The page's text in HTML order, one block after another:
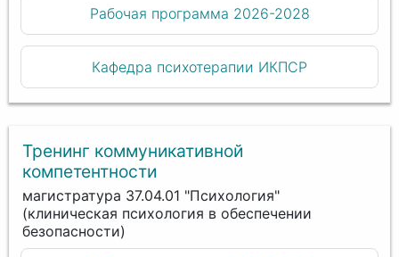
Рабочая программа 2026-2028
Кафедра психотерапии ИКПСР
Тренинг коммуникативной
компетентности
магистратура 37.04.01 "Психология"
(клиническая психология в обеспечении
безопасности)